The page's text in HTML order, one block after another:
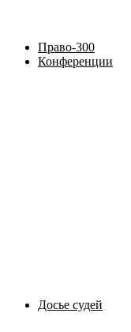
Право-300
Конференции
Досье судей